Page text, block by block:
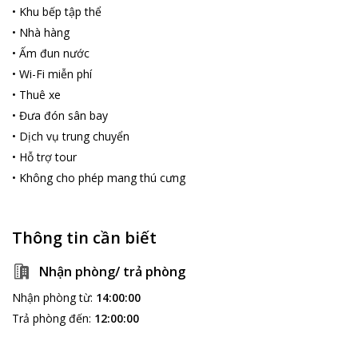
• Khu bếp tập thể
• Nhà hàng
• Ấm đun nước
• Wi-Fi miễn phí
• Thuê xe
• Đưa đón sân bay
• Dịch vụ trung chuyển
• Hỗ trợ tour
• Không cho phép mang thú cưng
Thông tin cần biết
Nhận phòng/ trả phòng
Nhận phòng từ: 14:00:00
Trả phòng đến: 12:00:00